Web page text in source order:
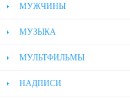
МУЖЧИНЫ
МУЗЫКА
МУЛЬТФИЛЬМЫ
НАДПИСИ